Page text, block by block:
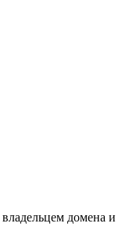
домена и